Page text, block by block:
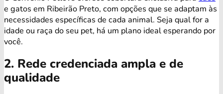
e gatos em Ribeirão Preto, com opções que se adaptam às
necessidades específicas de cada animal. Seja qual for a
idade ou raça do seu pet, há um plano ideal esperando por
você.
2. Rede credenciada ampla e de
qualidade